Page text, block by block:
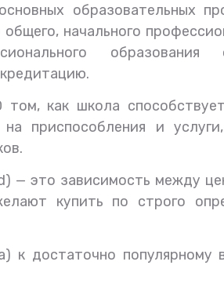
образовательных
начального
образования
том, как школа
приспособления и
— это зависимость между
купить по строго
к достаточно популярному